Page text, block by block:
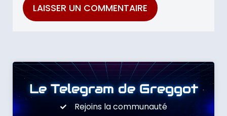
Le Telegram de Greggot
Rejoins la communauté